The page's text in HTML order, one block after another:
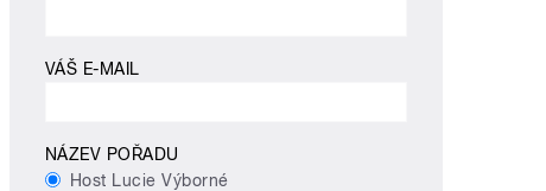
VÁŠ E-MAIL
NÁZEV POŘADU
Host Lucie Výborné